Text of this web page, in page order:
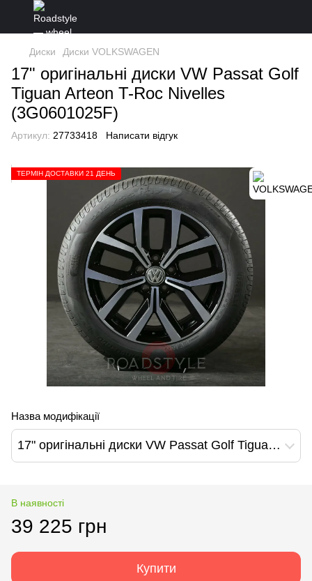
Диски Диски VOLKSWAGEN
17" оригінальні диски VW Passat Golf
Tiguan Arteon T-Roc Nivelles
(3G0601025F)
Артикул: 27733418 Написати відгук
ТЕРМІН ДОСТАВКИ 21 ДЕНЬ
Назва модифікації
17" оригінальні диски VW Passat Golf Tiguan Arteon T-Roc Nivelles (3G0601025F)
В наявності
39 225 грн
Купити